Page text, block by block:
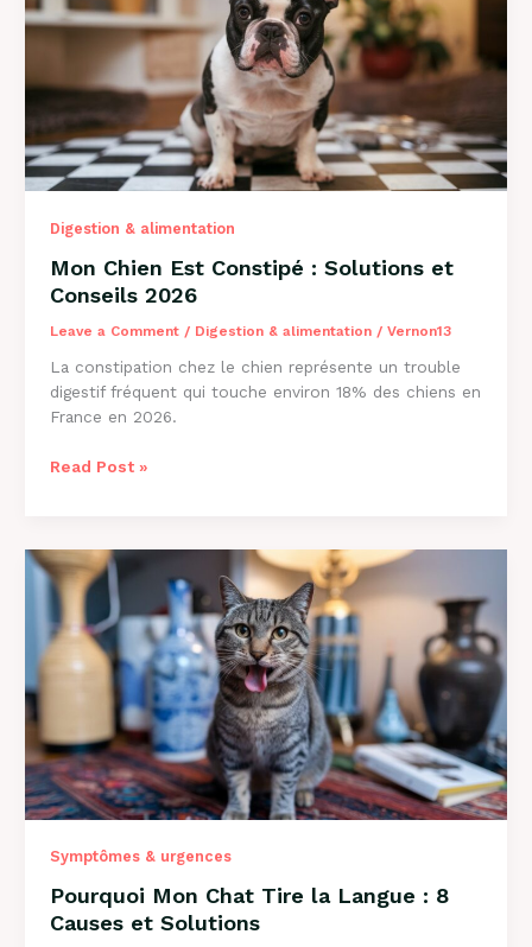
Explications
2026
Digestion & alimentation
Mon Chien Est Constipé : Solutions et
Conseils 2026
Leave a Comment / Digestion & alimentation/ Vernon13
La constipation chez le chien représente un trouble
digestif fréquent qui touche environ 18% des chiens en
France en 2026.
Mon
:
Solutions
Conseils
2026
Read Post »
Symptômes & urgences
Pourquoi Mon Chat Tire la Langue : 8
Causes et Solutions